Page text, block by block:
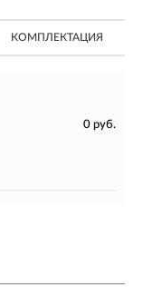
КОМПЛЕКТАЦИЯ
0 руб.